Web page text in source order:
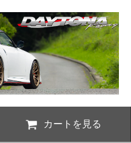
カートを見る